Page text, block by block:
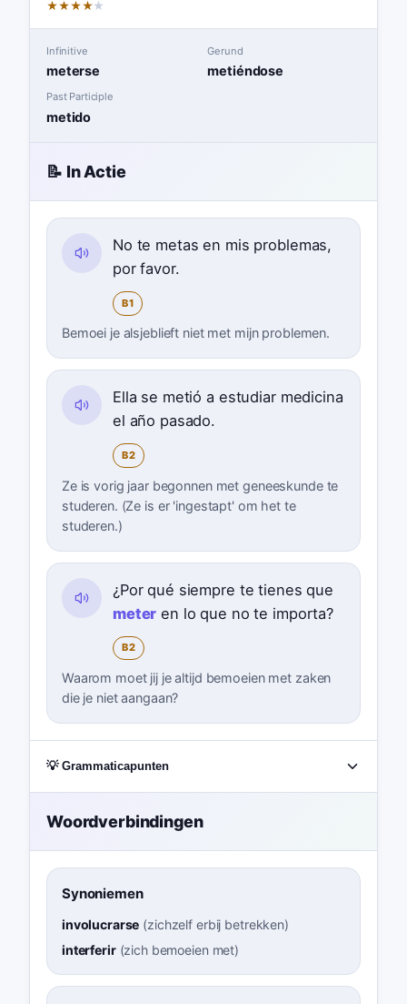
★★★★★
Infinitive
meterse
Gerund
metiéndose
Past Participle
metido
📝 In Actie
No te metas en mis problemas,
por favor.
B1
Bemoei je alsjeblieft niet met mijn problemen.
Ella se metió a estudiar medicina
el año pasado.
B2
Ze is vorig jaar begonnen met geneeskunde te
studeren. (Ze is er 'ingestapt' om het te
studeren.)
¿Por qué siempre te tienes que
meter en lo que no te importa?
B2
Waarom moet jij je altijd bemoeien met zaken
die je niet aangaan?
💡 Grammaticapunten
Woordverbindingen
Synoniemen
involucrarse (zichzelf erbij betrekken)
interferir(zich bemoeien met)